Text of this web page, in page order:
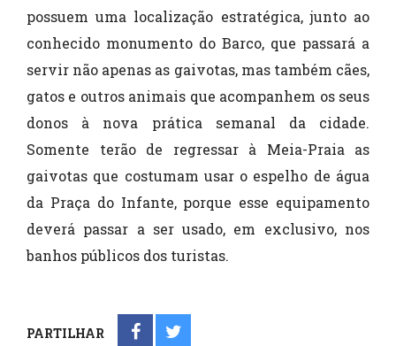
possuem uma localização estratégica, junto ao
conhecido monumento do Barco, que passará a
servir não apenas as gaivotas, mas também cães,
gatos e outros animais que acompanhem os seus
donos à nova prática semanal da cidade.
Somente terão de regressar à Meia-Praia as
gaivotas que costumam usar o espelho de água
da Praça do Infante, porque esse equipamento
deverá passar a ser usado, em exclusivo, nos
banhos públicos dos turistas.
PARTILHAR